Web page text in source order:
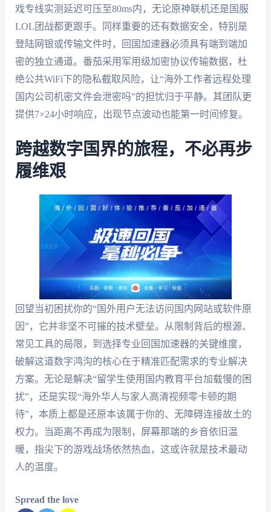
戏专线实测延迟可压至80ms内，无论原神联机还是国服
LOL团战都更跟手。同样重要的还有数据安全，特别是
登陆网银或传输文件时，回国加速器必须具有端到端加
密的独立通道。番茄采用军用级加密协议传输数据，杜
绝公共WiFi下的隐私截取风险，让“海外工作者远程处理
国内公司机密文件会泄密吗”的担忧归于平静。其团队更
提供7×24小时响应，出现节点波动也能第一时间修复。
跨越数字国界的旅程，不必再步
履维艰
回望当初困扰你的“国外用户无法访问国内网站或软件原
因”，它并非坚不可摧的技术壁垒。从限制背后的根源、
常见工具的局限，到选择专业回国加速器的关键维度，
破解这道数字鸿沟的核心在于精准匹配需求的专业解决
方案。无论是解决“留学生使用国内教育平台加载慢的困
扰”，还是实现“海外华人与家人高清视频零卡顿的期
待”，本质上都是还原本该属于你的、无障碍连接故土的
权力。当距离不再成为限制，屏幕那端的乡音依旧温
暖，指尖下的游戏战场依然热血，这或许就是技术最动
人的温度。
Spread the love